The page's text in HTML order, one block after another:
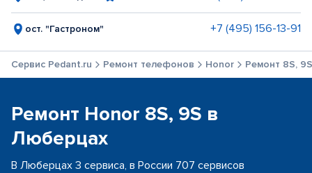
ост. "Гастроном" +7 (495) 156-13-91
Сервис Pedant.ru Ремонт телефонов Honor Ремонт 8S, 9S
Ремонт Honor 8S, 9S в
Люберцах
В Люберцах 3 сервиса, в России 707 сервисов